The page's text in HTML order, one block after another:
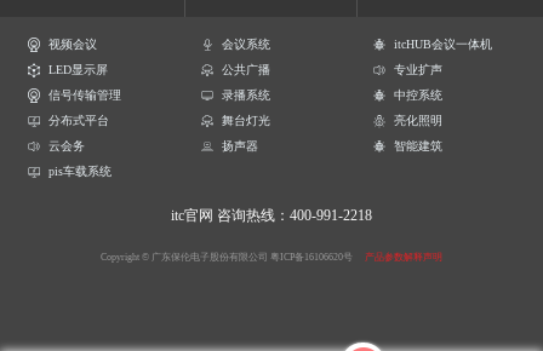
视频会议 会议系统
itcHUB会议一体机
LED显示屏
公共广播
专业扩声
信号传输管理
录播系统
中控系统
分布式平台
舞台灯光
亮化照明
云会务
扬声器
智能建筑
pis车载系统
itc官网 咨询热线：400-991-2218
Copyright © 广东保伦电子股份有限公司 粤ICP备16106620号 产品参数解释声明